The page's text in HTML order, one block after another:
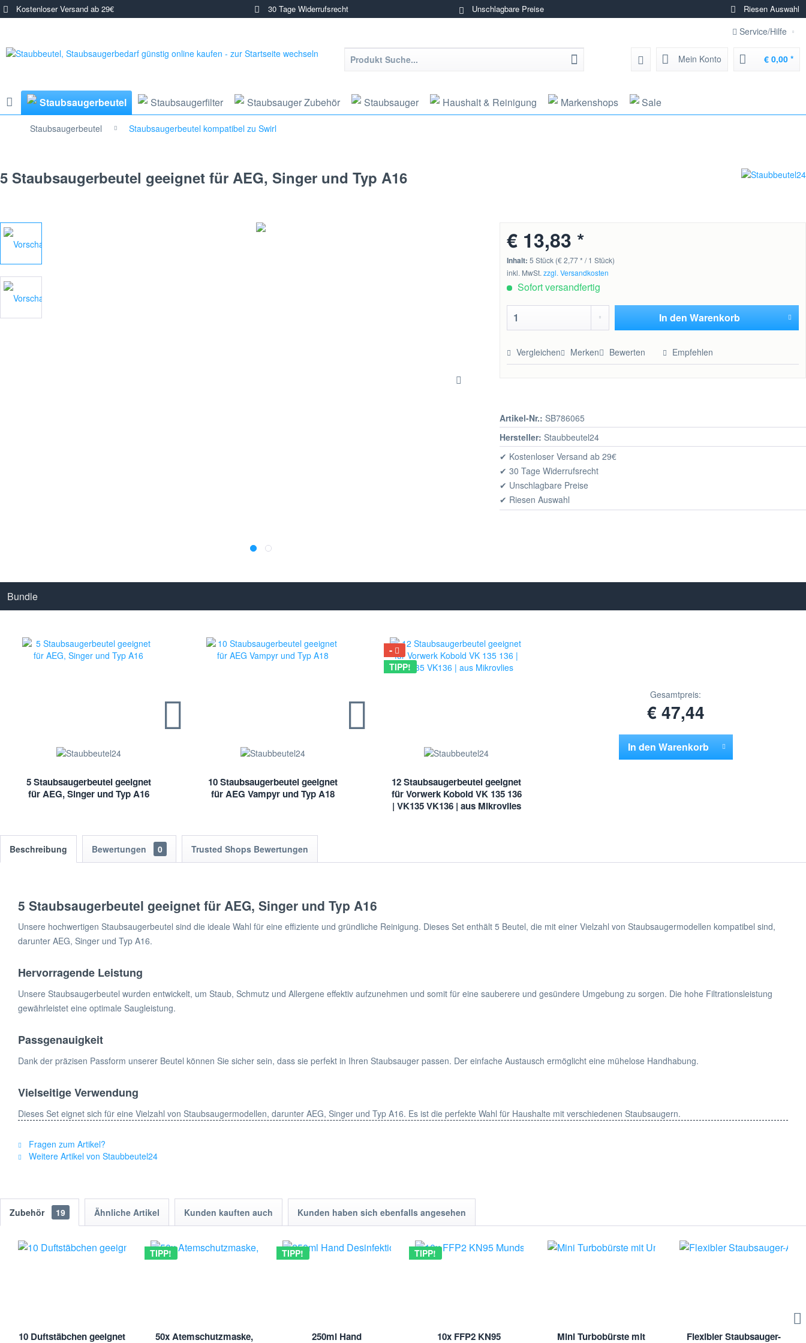
Kostenloser Versand ab 29€ 30 Tage Widerrufsrecht Unschlagbare Preise Riesen Auswahl
Service/Hilfe
Mein Konto € 0,00 *
Staubsaugerbeutel Staubsaugerfilter Staubsauger Zubehör Staubsauger Haushalt & Reinigung Markenshops Sale
Staubsaugerbeutel Staubsaugerbeutel kompatibel zu Swirl
5 Staubsaugerbeutel geeignet für AEG, Singer und Typ A16
€ 13,83 *
Inhalt:5 Stück (€ 2,77 * / 1 Stück)
inkl. MwSt.zzgl. Versandkosten
Sofort versandfertig
In den Warenkorb
Vergleichen Merken Bewerten Empfehlen
Artikel-Nr.: SB786065
Hersteller: Staubbeutel24
✔ Kostenloser Versand ab 29€
✔ 30 Tage Widerrufsrecht
✔ Unschlagbare Preise
✔ Riesen Auswahl
Bundle
5 Staubsaugerbeutel geeignet
für AEG, Singer und Typ A16
10 Staubsaugerbeutel geeignet
für AEG Vampyr und Typ A18
TIPP!
12 Staubsaugerbeutel geeignet
für Vorwerk Kobold VK 135 136
| VK135 VK136 | aus Mikrovlies
Gesamtpreis:
€ 47,44
In den Warenkorb
Beschreibung Bewertungen 0 Trusted Shops Bewertungen
5 Staubsaugerbeutel geeignet für AEG, Singer und Typ A16
Unsere hochwertigen Staubsaugerbeutel sind die ideale Wahl für eine effiziente und gründliche Reinigung. Dieses Set enthält 5 Beutel, die mit einer Vielzahl von Staubsaugermodellen kompatibel sind,
darunter AEG, Singer und Typ A16.
Hervorragende Leistung
Unsere Staubsaugerbeutel wurden entwickelt, um Staub, Schmutz und Allergene effektiv aufzunehmen und somit für eine sauberere und gesündere Umgebung zu sorgen. Die hohe Filtrationsleistung
gewährleistet eine optimale Saugleistung.
Passgenauigkeit
Dank der präzisen Passform unserer Beutel können Sie sicher sein, dass sie perfekt in Ihren Staubsauger passen. Der einfache Austausch ermöglicht eine mühelose Handhabung.
Vielseitige Verwendung
Dieses Set eignet sich für eine Vielzahl von Staubsaugermodellen, darunter AEG, Singer und Typ A16. Es ist die perfekte Wahl für Haushalte mit verschiedenen Staubsaugern.
Bestellen Sie noch heute!
Warum Staubbeutel24?
entsprechen. Wir bieten günstige Preise und eine breite Auswahl, damit Sie die besten Produkte für Ihre Bedürfnisse finden können.
Fragen zum Artikel?
Weitere Artikel von Staubbeutel24
Zubehör 19 Ähnliche Artikel Kunden kauften auch Kunden haben sich ebenfalls angesehen
10 Duftstäbchen geeignet
TIPP!
50x Atemschutzmaske,
TIPP!
250ml Hand
TIPP!
10x FFP2 KN95
Mini Turbobürste mit
Flexibler Staubsauger-